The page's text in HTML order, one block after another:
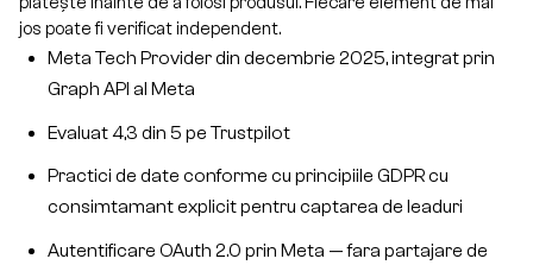
jos poate fi verificat independent.
Meta Tech Provider din decembrie 2025, integrat prin
Graph API al Meta
Evaluat 4,3 din 5 pe Trustpilot
Practici de date conforme cu principiile GDPR cu
consimtamant explicit pentru captarea de leaduri
Autentificare OAuth 2.0 prin Meta — fara partajare de